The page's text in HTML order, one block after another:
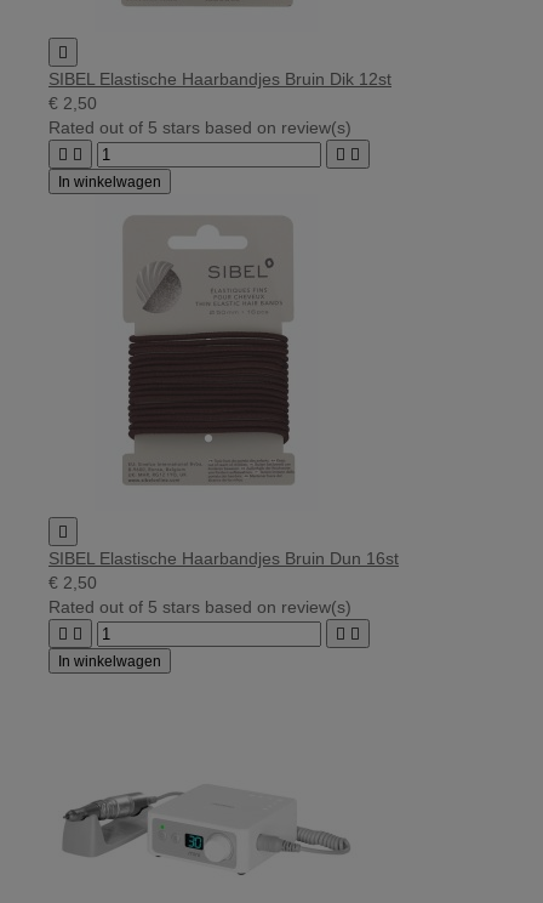

SIBEL Elastische Haarbandjes Bruin Dik 12st
€ 2,50
Rated out of 5 stars based on review(s)
   
In winkelwagen

SIBEL Elastische Haarbandjes Bruin Dun 16st
€ 2,50
Rated out of 5 stars based on review(s)
   
In winkelwagen